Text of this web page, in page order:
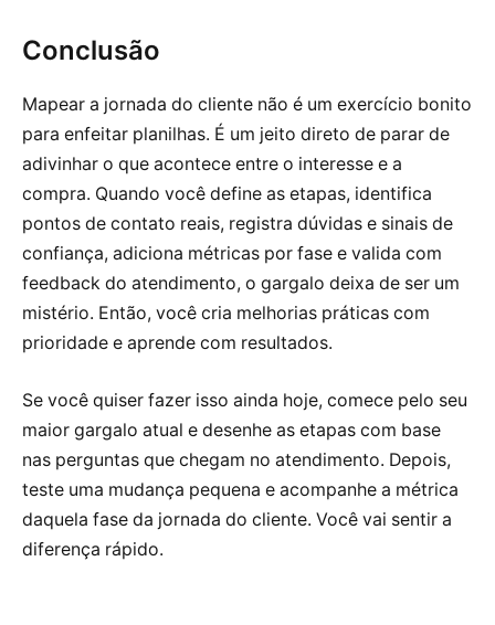
Conclusão
Mapear a jornada do cliente não é um exercício bonito
para enfeitar planilhas. É um jeito direto de parar de
adivinhar o que acontece entre o interesse e a
compra. Quando você define as etapas, identifica
pontos de contato reais, registra dúvidas e sinais de
confiança, adiciona métricas por fase e valida com
feedback do atendimento, o gargalo deixa de ser um
mistério. Então, você cria melhorias práticas com
prioridade e aprende com resultados.
Se você quiser fazer isso ainda hoje, comece pelo seu
maior gargalo atual e desenhe as etapas com base
nas perguntas que chegam no atendimento. Depois,
teste uma mudança pequena e acompanhe a métrica
daquela fase da jornada do cliente. Você vai sentir a
diferença rápido.